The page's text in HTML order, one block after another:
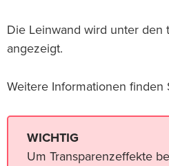
Die Leinwand wird unter den
angezeigt.
Weitere Informationen finden
WICHTIG
Um Transparenzeffekte